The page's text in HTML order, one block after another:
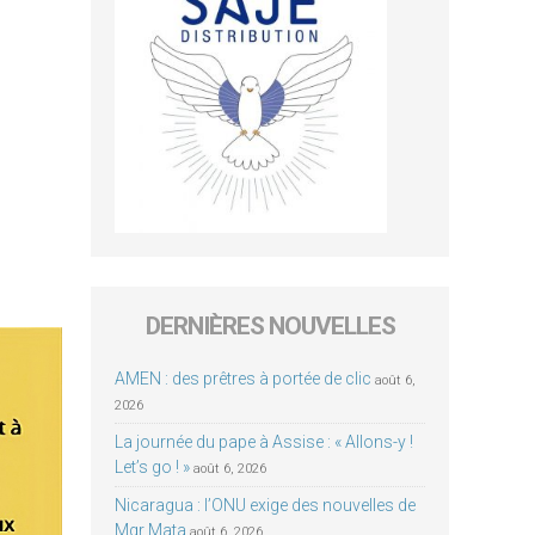
DERNIÈRES NOUVELLES
AMEN : des prêtres à portée de clic août 6,
2026
La journée du pape à Assise : « Allons-y !
Let’s go ! » août 6, 2026
Nicaragua : l’ONU exige des nouvelles de
Mgr Mata